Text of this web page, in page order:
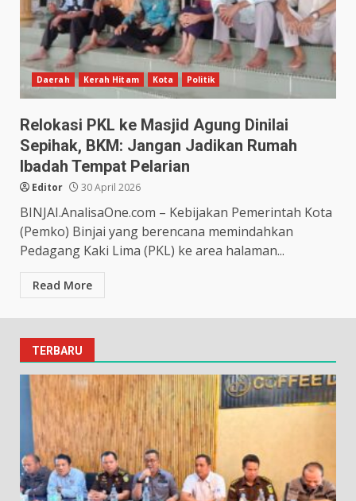
Daerah Kerah Hitam Kota Politik
Relokasi PKL ke Masjid Agung Dinilai
Sepihak, BKM: Jangan Jadikan Rumah
Ibadah Tempat Pelarian
Editor 30 April 2026
BINJAI.AnalisaOne.com – Kebijakan Pemerintah Kota
(Pemko) Binjai yang berencana memindahkan
Pedagang Kaki Lima (PKL) ke area halaman...
Read More
TERBARU